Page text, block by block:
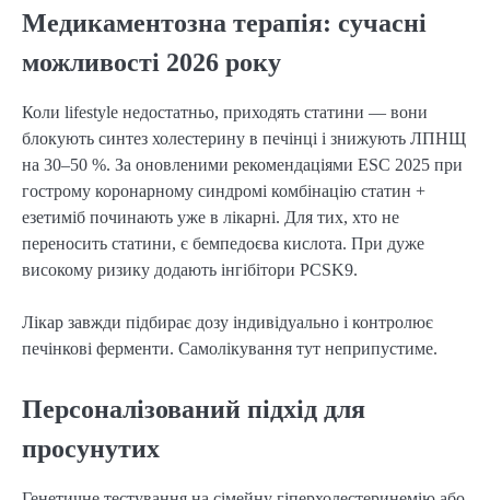
Медикаментозна терапія: сучасні
можливості 2026 року
Коли lifestyle недостатньо, приходять статини — вони
блокують синтез холестерину в печінці і знижують ЛПНЩ
на 30–50 %. За оновленими рекомендаціями ESC 2025 при
гострому коронарному синдромі комбінацію статин +
езетиміб починають уже в лікарні. Для тих, хто не
переносить статини, є бемпедоєва кислота. При дуже
високому ризику додають інгібітори PCSK9.
Лікар завжди підбирає дозу індивідуально і контролює
печінкові ферменти. Самолікування тут неприпустиме.
Персоналізований підхід для
просунутих